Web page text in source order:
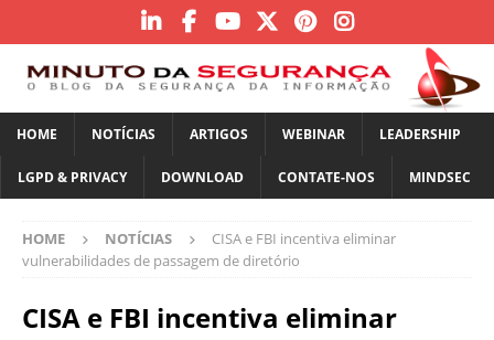
HOME NOTÍCIAS ARTIGOS WEBINAR LEADERSHIP
LGPD & PRIVACY DOWNLOAD CONTATE-NOS MINDSEC
HOME NOTÍCIAS
CISA e FBI incentiva eliminar
vulnerabilidades de passagem de diretório
CISA e FBI incentiva eliminar